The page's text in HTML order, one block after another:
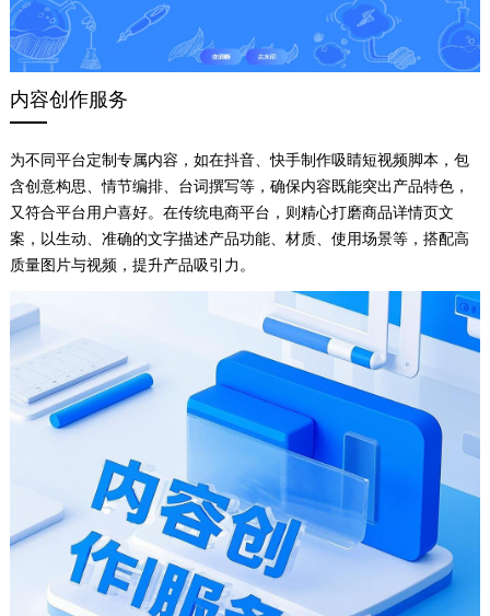
内容创作服务
为不同平台定制专属内容，如在抖音、快手制作吸睛短视频脚本，包
含创意构思、情节编排、台词撰写等，确保内容既能突出产品特色，
又符合平台用户喜好。在传统电商平台，则精心打磨商品详情页文
案，以生动、准确的文字描述产品功能、材质、使用场景等，搭配高
质量图片与视频，提升产品吸引力。